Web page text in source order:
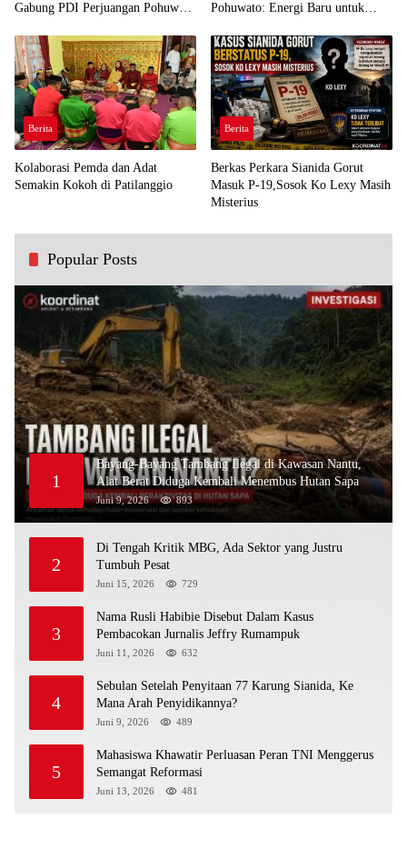
Gabung PDI Perjuangan Pohuwato
Pohuwato: Energi Baru untuk
Berita
Kolaborasi Pemda dan Adat
Semakin Kokoh di Patilanggio
Berita
Berkas Perkara Sianida Gorut
Masuk P-19,Sosok Ko Lexy Masih
Misterius
Popular Posts
1
Bayang-Bayang Tambang Ilegal di Kawasan Nantu,
Alat Berat Diduga Kembali Menembus Hutan Sapa
Juni 9, 2026 893
2
Di Tengah Kritik MBG, Ada Sektor yang Justru
Tumbuh Pesat
Juni 15, 2026 729
3
Nama Rusli Habibie Disebut Dalam Kasus
Pembacokan Jurnalis Jeffry Rumampuk
Juni 11, 2026 632
4
Sebulan Setelah Penyitaan 77 Karung Sianida, Ke
Mana Arah Penyidikannya?
Juni 9, 2026 489
5
Mahasiswa Khawatir Perluasan Peran TNI Menggerus
Semangat Reformasi
Juni 13, 2026 481